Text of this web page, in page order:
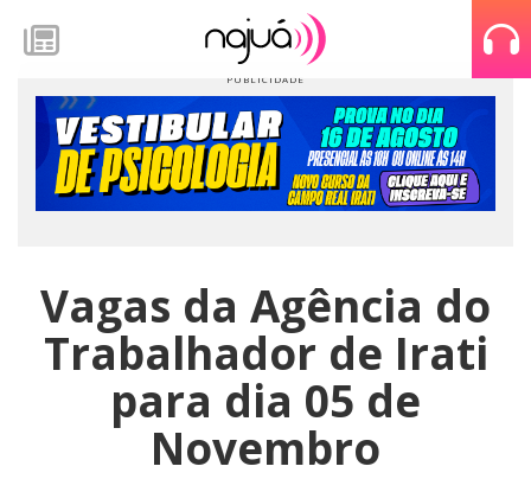
Vagas da Agência do
Trabalhador de Irati
para dia 05 de
Novembro